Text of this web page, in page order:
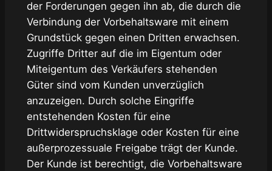
der Forderungen gegen ihn ab, die durch die
Verbindung der Vorbehaltsware mit einem
Grundstück gegen einen Dritten erwachsen.
Zugriffe Dritter auf die im Eigentum oder
Miteigentum des Verkäufers stehenden
Güter sind vom Kunden unverzüglich
anzuzeigen. Durch solche Eingriffe
entstehenden Kosten für eine
Drittwiderspruchsklage oder Kosten für eine
außerprozessuale Freigabe trägt der Kunde.
Der Kunde ist berechtigt, die Vorbehaltsware